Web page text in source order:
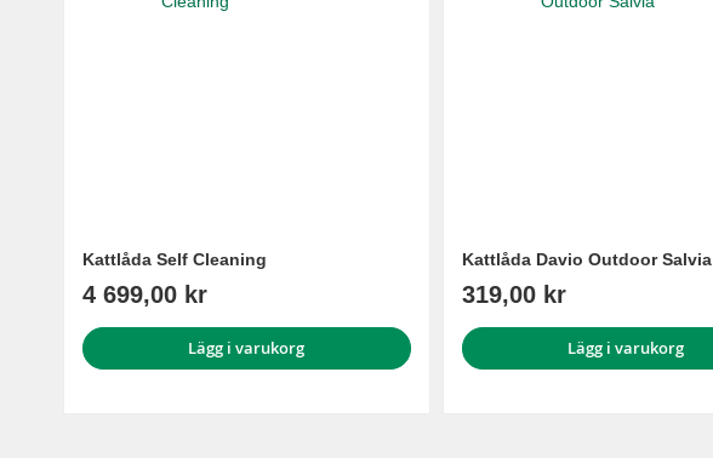
Kattlåda Self Cleaning
4 699,00 kr
Lägg i varukorg
Kattlåda Davio Outdoor Salvia
319,00 kr
Lägg i varukorg